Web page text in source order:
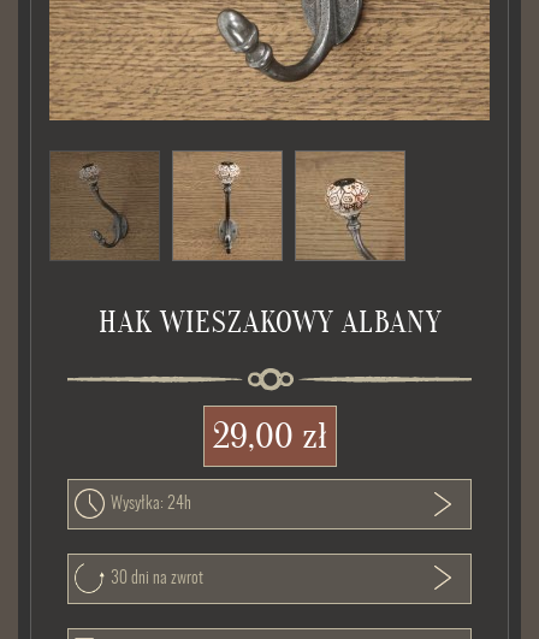
HAK WIESZAKOWY ALBANY
29,00 zł
Wysyłka: 24h
30 dni na zwrot